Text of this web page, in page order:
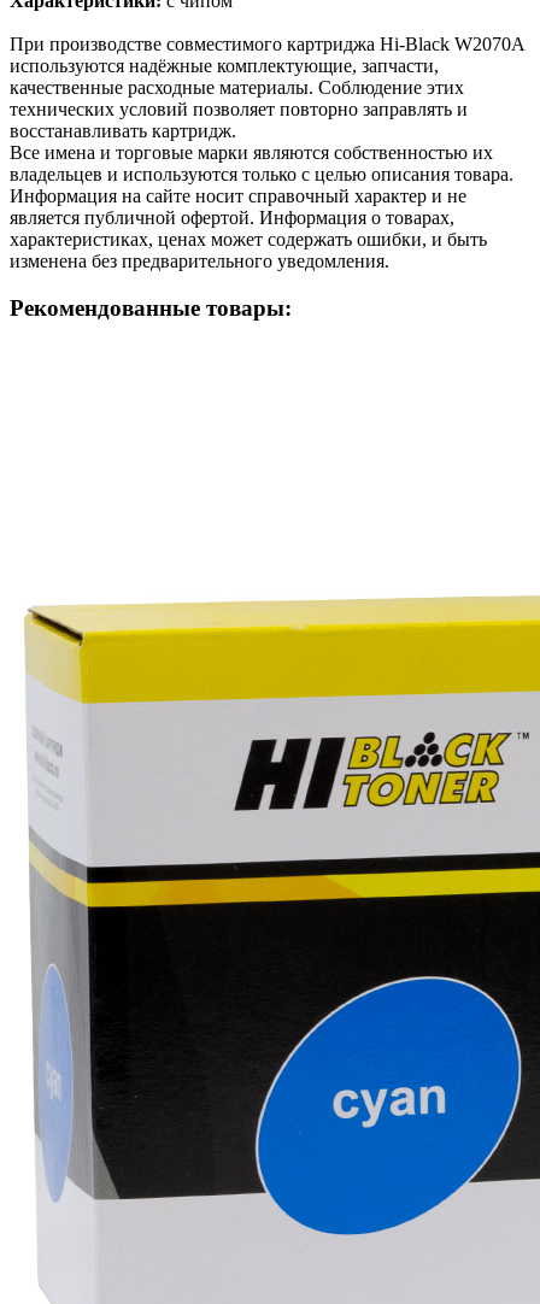
При производстве совместимого картриджа Hi-Black W2070A
используются надёжные комплектующие, запчасти,
качественные расходные материалы. Соблюдение этих
технических условий позволяет повторно заправлять и
восстанавливать картридж.
Все имена и торговые марки являются собственностью их
владельцев и используются только с целью описания товара.
Информация на сайте носит справочный характер и не
является публичной офертой. Информация о товарах,
характеристиках, ценах может содержать ошибки, и быть
изменена без предварительного уведомления.
Рекомендованные товары: